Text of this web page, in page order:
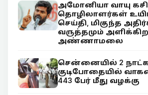
அமோனியா வாயு
தொழிலாளர்கள்
செய்தி, மிகுந்த
வருத்தமும்
அண்ணாமலை
சென்னையில் 2
குடிபோதையில்
443 பேர் மீது வழக்கு